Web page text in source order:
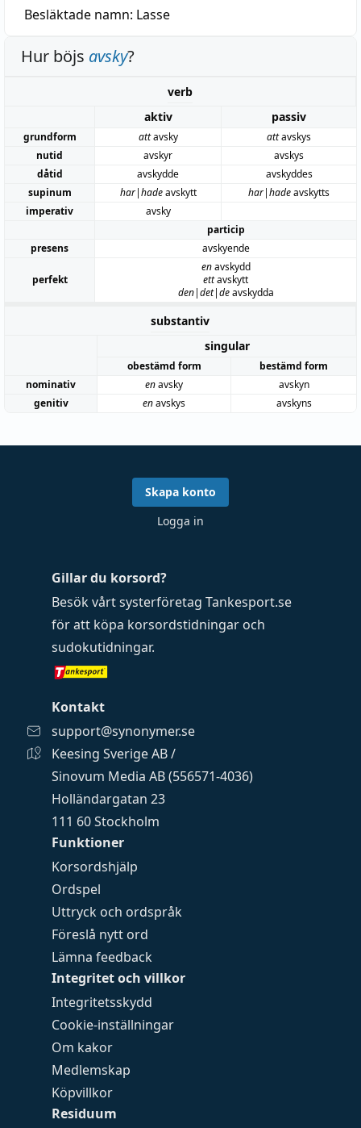
Besläktade namn: Lasse
Hur böjs avsky?
verb
aktiv
passiv
grundform attavsky attavskys
nutid
avskyr
avskys
dåtid
avskydde
avskyddes
supinum
har|hadeavskytt har|hadeavskytts
imperativ
avsky
particip
presens
avskyende
perfekt
enavskydd
ettavskytt
den|det|deavskydda
substantiv
singular
obestämd form
bestämd form
nominativ
enavsky
avskyn
genitiv
enavskys avskyns
Funktioner
Korsordshjälp
Ordspel
Uttryck och ordspråk
Föreslå nytt ord
Lämna feedback
Integritet och villkor
Integritetsskydd
Cookie-inställningar
Om kakor
Medlemskap
Köpvillkor
Residuum
Gillar du korsord?
Besök vårt systerföretag Tankesport.se
för att köpa korsordstidningar och
sudokutidningar.
Kontakt
support@synonymer.se
Keesing Sverige AB /
Sinovum Media AB (556571-4036)
Holländargatan 23
111 60 Stockholm
Skapa konto
Logga in